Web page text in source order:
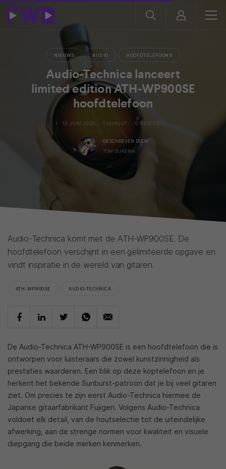
NIEUWS AUDIO HOOFDTELEFOONS
Audio-Technica lanceert
limited edition ATH-WP900SE
hoofdtelefoon
12 JUNI 2026 1 MINUUT 0 REACTIES
GESCHREVEN DOOR
TOM DIJKEMA
Audio-Technica komt met de ATH-WP900SE. De
hoofdtelefoon verschijnt in een gelimiteerde opgave en
vindt inspiratie in de wereld van gitaren.
ATH-WP900SE AUDIO-TECHNICA
De Audio-Technica ATH-WP900SE is een hoofdtelefoon die is
ontworpen voor luisteraars die zowel kunstzinnigheid als
prestaties waarderen. Een blik op deze koptelefoon en je
herkent het bekende Sunburst-patroon dat je bij veel gitaren
ziet. Om precies te zijn eerst Audio-Technica hiermee de
Japanse gitaarfabrikant Fujigen. Volgens Audio-Technica
voldoet elk detail, van de houtselectie tot de uiteindelijke
afwerking, aan de strenge normen voor kwaliteit en visuele
diepgang die beide merken kenmerken.